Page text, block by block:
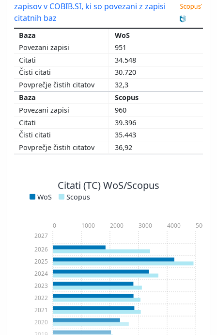
zapisov v COBIB.SI, ki so povezani z zapisi
citatnih baz
WoS
951
34.548
30.720
32,3
Scopus
960
39.396
35.443
36,92
Citati (TC) WoS/Scopus
WoS Scopus
2020
2021
2022
2023
2024
2025
2026
2027
0 1000 2000 3000 4000 5000